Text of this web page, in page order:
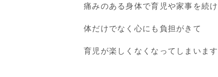
痛みのある身体で育児や家事を続
体だけでなく心にも負担がきて
育児が楽しくなくなってしまいます